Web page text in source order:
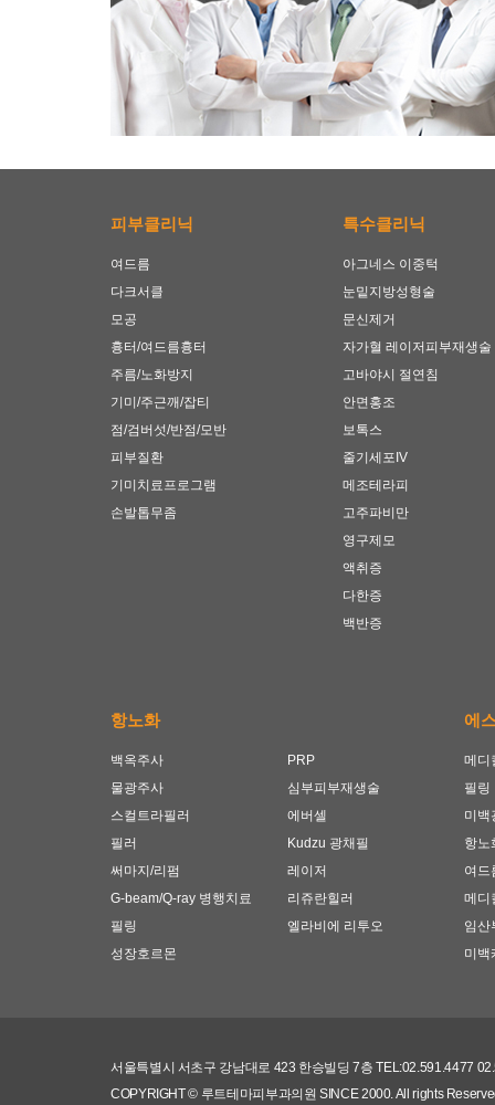
피부클리닉
여드름
다크서클
모공
흉터/여드름흉터
주름/노화방지
기미/주근깨/잡티
점/검버섯/반점/모반
피부질환
기미치료프로그램
손발톱무좀
특수클리닉
아그네스 이중턱
눈밑지방성형술
문신제거
자가혈 레이저피부재생술
고바야시 절연침
안면홍조
보톡스
줄기세포IV
메조테라피
고주파비만
영구제모
액취증
다한증
백반증
항노화
백옥주사
물광주사
스컬트라필러
필러
써마지/리펌
G-beam/Q-ray 병행치료
필링
성장호르몬
PRP
심부피부재생술
에버셀
Kudzu 광채필
레이저
리쥬란힐러
엘라비에 리투오
에
메디
필링
미백
항노
여드
메디
임산
미백
서울특별시 서초구 강남대로 423 한승빌딩 7층 TEL:02.591.4477
COPYRIGHT © 루트테마피부과의원 SINCE 2000.All rights